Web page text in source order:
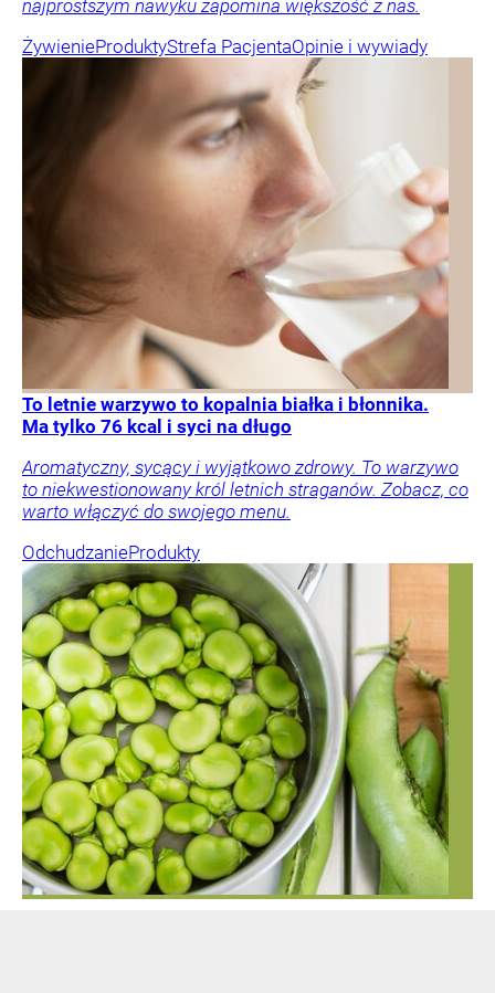
najprostszym nawyku zapomina większość z nas.
ŻywienieProduktyStrefa PacjentaOpinie i wywiady
To letnie warzywo to kopalnia białka i błonnika.
Ma tylko 76 kcal i syci na długo
Aromatyczny, sycący i wyjątkowo zdrowy. To warzywo
to niekwestionowany król letnich straganów. Zobacz, co
warto włączyć do swojego menu.
OdchudzanieProdukty